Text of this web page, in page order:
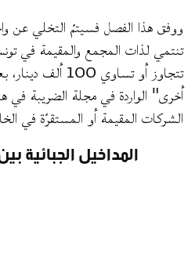
ووفق هذا الفصل فسيتمّ التخلي عن
تنتمي لذات المجمع والمقيمة في
تتجاوز أو تساوي
أخرى" الواردة في مجلة الضريبة في
الشركات المقيمة أو المستقرّة في
المداخيل الجبائية بين 2010